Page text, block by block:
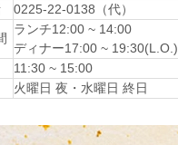
0225-22-0138（代）
ランチ12:00 ~ 14:00
ディナー17:00 ~ 19:30(L.O.)
11:30 ~ 15:00
火曜日 夜・水曜日 終日